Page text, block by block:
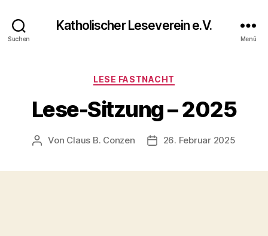
Suchen
Katholischer Leseverein e.V.
Menü
LESE FASTNACHT
Lese-Sitzung – 2025
Von Claus B. Conzen 26. Februar 2025